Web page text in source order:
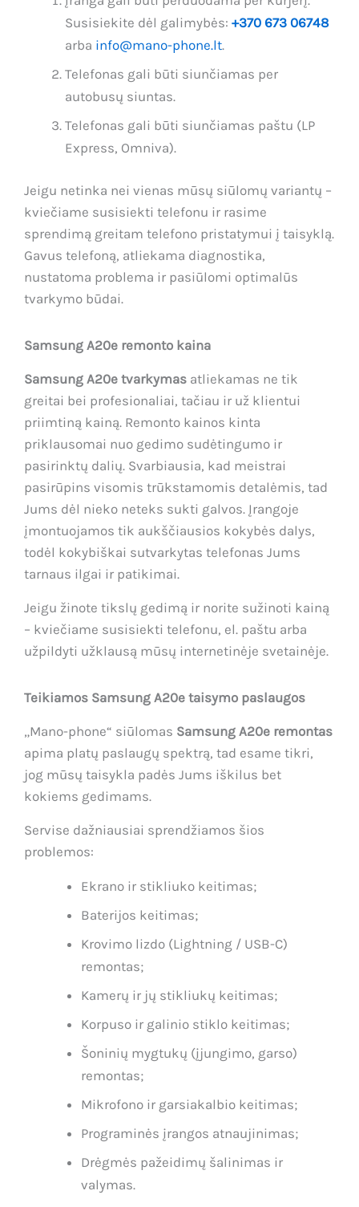
Susisiekite dėl galimybės: +370 673 06748
arba info@mano-phone.lt.
Telefonas gali būti siunčiamas per
autobusų siuntas.
Telefonas gali būti siunčiamas paštu (LP
Express, Omniva).
Jeigu netinka nei vienas mūsų siūlomų variantų –
kviečiame susisiekti telefonu ir rasime
sprendimą greitam telefono pristatymui į taisyklą.
Gavus telefoną, atliekama diagnostika,
nustatoma problema ir pasiūlomi optimalūs
tvarkymo būdai.
Samsung A20e remonto kaina
Samsung A20e tvarkymas atliekamas ne tik
greitai bei profesionaliai, tačiau ir už klientui
priimtiną kainą. Remonto kainos kinta
priklausomai nuo gedimo sudėtingumo ir
pasirinktų dalių. Svarbiausia, kad meistrai
pasirūpins visomis trūkstamomis detalėmis, tad
Jums dėl nieko neteks sukti galvos. Įrangoje
įmontuojamos tik aukščiausios kokybės dalys,
todėl kokybiškai sutvarkytas telefonas Jums
tarnaus ilgai ir patikimai.
Jeigu žinote tikslų gedimą ir norite sužinoti kainą
– kviečiame susisiekti telefonu, el. paštu arba
užpildyti užklausą mūsų internetinėje svetainėje.
Teikiamos Samsung A20e taisymo paslaugos
„Mano-phone“ siūlomas Samsung A20e remontas
apima platų paslaugų spektrą, tad esame tikri,
jog mūsų taisykla padės Jums iškilus bet
kokiems gedimams.
Servise dažniausiai sprendžiamos šios
problemos:
Ekrano ir stikliuko keitimas;
Baterijos keitimas;
Krovimo lizdo (Lightning / USB-C)
remontas;
Kamerų ir jų stikliukų keitimas;
Korpuso ir galinio stiklo keitimas;
Šoninių mygtukų (įjungimo, garso)
remontas;
Mikrofono ir garsiakalbio keitimas;
Programinės įrangos atnaujinimas;
Drėgmės pažeidimų šalinimas ir
valymas.